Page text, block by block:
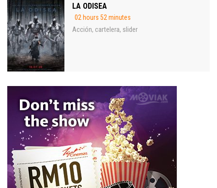
LA ODISEA
02 hours 52 minutes
Acción, cartelera, slider